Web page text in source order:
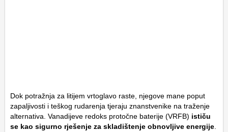
Dok potražnja za litijem vrtoglavo raste, njegove mane poput
zapaljivosti i teškog rudarenja tjeraju znanstvenike na traženje
alternativa. Vanadijeve redoks protočne baterije (VRFB) ističu
se kao sigurno rješenje za skladištenje obnovljive energije